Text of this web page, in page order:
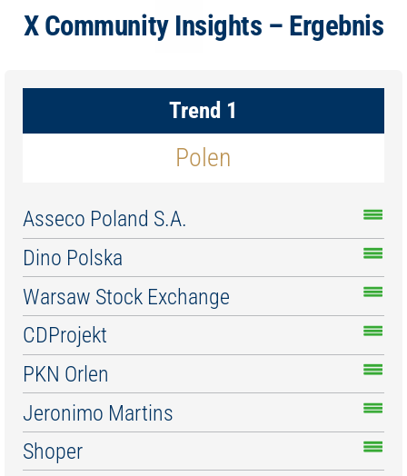
X Community Insights – Ergebnis
Trend 1
Polen
Asseco Poland S.A.
Dino Polska
Warsaw Stock Exchange
CDProjekt
PKN Orlen
Jeronimo Martins
Shoper